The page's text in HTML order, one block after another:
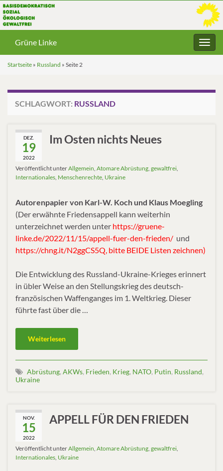
Grüne Linke
Startseite » Russland » Seite 2
SCHLAGWORT: RUSSLAND
DEZ.
19
2022
Im Osten nichts Neues
Veröffentlicht unterAllgemein Atomare Abrüstung gewaltfrei
Internationales Menschenrechte Ukraine
Autorenpapier von Karl-W. Koch und Klaus Moegling
(Der erwähnte Friedensappell kann weiterhin
unterzeichnet werden unter https://gruene-
linke.de/2022/11/15/appell-fuer-den-frieden/ und
https://chng.it/N2ggCS5Q, bitte BEIDE Listen zeichnen)
Die Entwicklung des Russland-Ukraine-Krieges erinnert
in übler Weise an den Stellungskrieg des deutsch-
französischen Waffenganges im 1. Weltkrieg. Dieser
führte fast über die …
Weiterlesen
Abrüstung, AKWs, Frieden, Krieg, NATO, Putin, Russland,
Ukraine
NOV.
15
2022
APPELL FÜR DEN FRIEDEN
Veröffentlicht unterAllgemein Atomare Abrüstung gewaltfrei
Internationales Ukraine